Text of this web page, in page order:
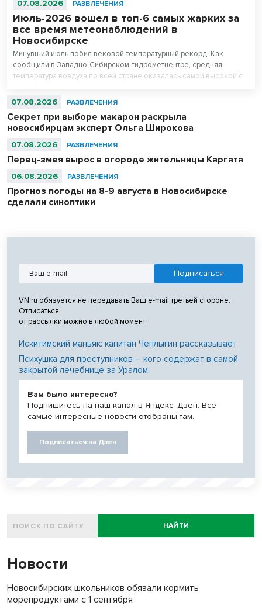
07.08.2026 РАЗВЛЕЧЕНИЯ
Июль-2026 вошел в топ-6 самых жарких за
все время метеонаблюдений в
Новосибирске
Минувший июль побил вековой температурный рекорд. Как
сообщили в Западно-Сибирском гидрометцентре, средняя
температура воздуха по всей стране оказалась самой высокой с
предыдущие максимумы 2010 и 2024 годов.
07.08.2026 РАЗВЛЕЧЕНИЯ
Секрет при выборе макарон раскрыла
новосибирцам эксперт Ольга Широкова
07.08.2026 РАЗВЛЕЧЕНИЯ
Перец-змея вырос в огороде жительницы Каргата
06.08.2026 РАЗВЛЕЧЕНИЯ
Прогноз погоды на 8-9 августа в Новосибирске
сделали синоптики
VN.ru обязуется не передавать Ваш e-mail третьей стороне.
Отписаться
от рассылки можно в любой момент
Искитимский маньяк: капитан Чеплыгин рассказывает
Психушка для преступников – кого содержат в самой
закрытой лечебнице за Уралом
Вам было интересно?
Подпишитесь на наш канал в Яндекс. Дзен. Все
самые интересные новости отобраны там.
Подписаться на Дзен
НАЙТИ
Новости
Новосибирских школьников обязали кормить
морепродуктами с 1 сентября